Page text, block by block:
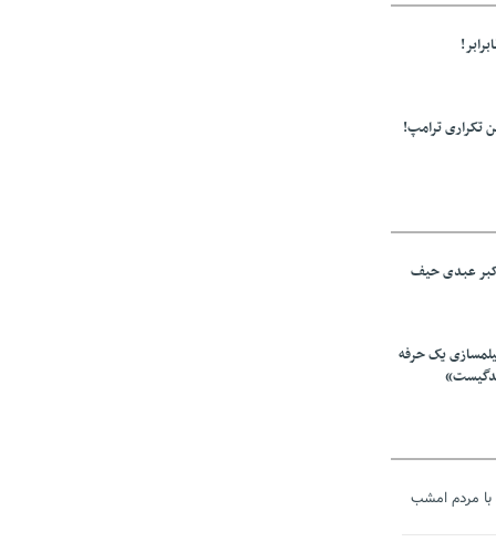
تکراری ترامپ!
عبدی حیف
یک حرفه
مردم امشب